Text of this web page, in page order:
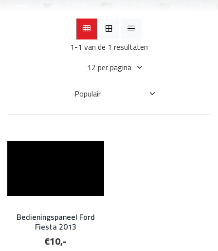
1-1 van de 1 resultaten
Bedieningspaneel Ford
Fiesta 2013
€10,-